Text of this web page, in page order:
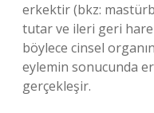
erkektir (bkz:
tutar ve ileri geri
böylece cinsel
eylemin sonucunda
gerçekleşir.